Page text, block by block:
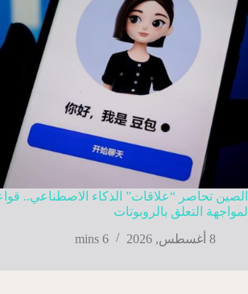
الصين تحاصر “علاقات” الذكاء الاصطناعي..
لمواجهة التعلق بالروبوتات
8 أغسطس, 2026
6 mins